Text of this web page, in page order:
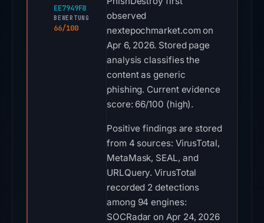
EE7949F8
BEWERTUNG
66/100
observed
nextepochmarket.com on
Apr 6, 2026. Stored page
analysis classifies the
content as generic
phishing. Current evidence
score: 66/100 (high).
Positive findings are stored
from 4 sources: VirusTotal,
MetaMask, SEAL, and
URLQuery. VirusTotal
recorded 2 detections
among 94 engines:
SOCRadar on Apr 24, 2026